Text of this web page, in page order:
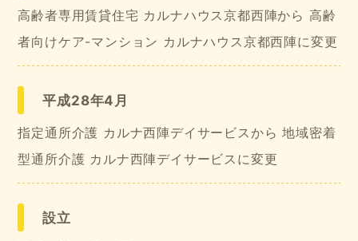
高齢者専用賃貸住宅 カルナハウス京都西陣から 高齢
者向けケア-マンション カルナハウス京都西陣に変更
平成28年4月
指定通所介護 カルナ西陣デイサービスから 地域密着
型通所介護 カルナ西陣デイサービスに変更
設立